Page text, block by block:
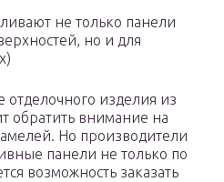
не только панели
но и для
изделия из
обратить внимание на
Но производители
панели не только по
возможность заказать